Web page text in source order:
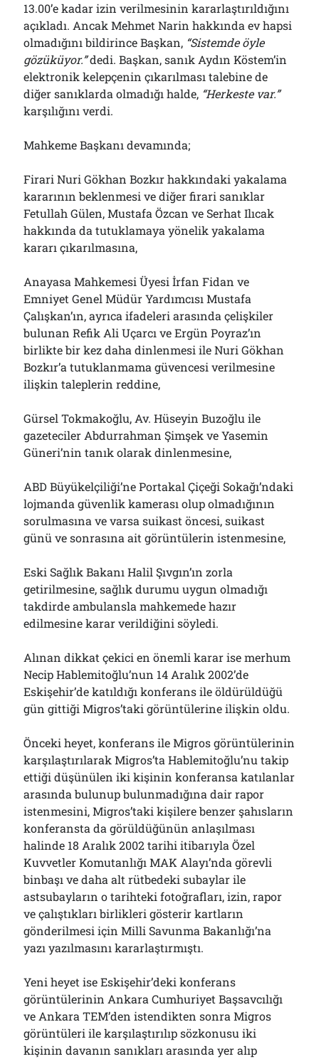
13.00’e kadar izin verilmesinin kararlaştırıldığını
açıkladı. Ancak Mehmet Narin hakkında ev hapsi
olmadığını bildirince Başkan, “Sistemde öyle
gözüküyor.”dedi. Başkan, sanık Aydın Köstem’in
elektronik kelepçenin çıkarılması talebine de
diğer sanıklarda olmadığı halde, “Herkeste var.”
karşılığını verdi.
Mahkeme Başkanı devamında;
Firari Nuri Gökhan Bozkır hakkındaki yakalama
kararının beklenmesi ve diğer firari sanıklar
Fetullah Gülen, Mustafa Özcan ve Serhat Ilıcak
hakkında da tutuklamaya yönelik yakalama
kararı çıkarılmasına,
Anayasa Mahkemesi Üyesi İrfan Fidan ve
Emniyet Genel Müdür Yardımcısı Mustafa
Çalışkan’ın, ayrıca ifadeleri arasında çelişkiler
bulunan Refik Ali Uçarcı ve Ergün Poyraz’ın
birlikte bir kez daha dinlenmesi ile Nuri Gökhan
Bozkır’a tutuklanmama güvencesi verilmesine
ilişkin taleplerin reddine,
Gürsel Tokmakoğlu, Av. Hüseyin Buzoğlu ile
gazeteciler Abdurrahman Şimşek ve Yasemin
Güneri’nin tanık olarak dinlenmesine,
ABD Büyükelçiliği’ne Portakal Çiçeği Sokağı’ndaki
lojmanda güvenlik kamerası olup olmadığının
sorulmasına ve varsa suikast öncesi, suikast
günü ve sonrasına ait görüntülerin istenmesine,
Eski Sağlık Bakanı Halil Şıvgın’ın zorla
getirilmesine, sağlık durumu uygun olmadığı
takdirde ambulansla mahkemede hazır
edilmesine karar verildiğini söyledi.
Alınan dikkat çekici en önemli karar ise merhum
Necip Hablemitoğlu’nun 14 Aralık 2002’de
Eskişehir’de katıldığı konferans ile öldürüldüğü
gün gittiği Migros’taki görüntülerine ilişkin oldu.
Önceki heyet, konferans ile Migros görüntülerinin
karşılaştırılarak Migros’ta Hablemitoğlu’nu takip
ettiği düşünülen iki kişinin konferansa katılanlar
arasında bulunup bulunmadığına dair rapor
istenmesini, Migros’taki kişilere benzer şahısların
konferansta da görüldüğünün anlaşılması
halinde 18 Aralık 2002 tarihi itibarıyla Özel
Kuvvetler Komutanlığı MAK Alayı’nda görevli
binbaşı ve daha alt rütbedeki subaylar ile
astsubayların o tarihteki fotoğrafları, izin, rapor
ve çalıştıkları birlikleri gösterir kartların
gönderilmesi için Milli Savunma Bakanlığı’na
yazı yazılmasını kararlaştırmıştı.
Yeni heyet ise Eskişehir’deki konferans
görüntülerinin Ankara Cumhuriyet Başsavcılığı
ve Ankara TEM’den istendikten sonra Migros
görüntüleri ile karşılaştırılıp sözkonusu iki
kişinin davanın sanıkları arasında yer alıp